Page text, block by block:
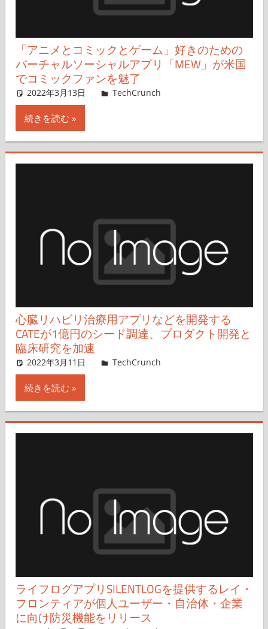
「アニメとコミックとゲーム」好きのための
バーチャルソーシャルアプリ「MEW」が米国
でコミックファンを魅了
2022年3月13日 Rita Liao,Hiroshi Iwatani
TechCrunch
続きを読む
心臓リハビリ治療用アプリなどを開発する
CATEが1億円のシード調達、プロダクト開発と
臨床研究を加速
2022年3月11日 Takashi Higa
TechCrunch
続きを読む
ライフログアプリSILENTLOGを提供するレイ・
フロンティアが個人ユーザー・自治体・企業
に向け防災機能をリリース